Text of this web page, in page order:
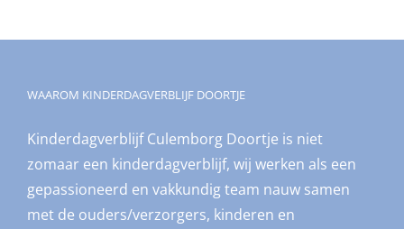
WAAROM KINDERDAGVERBLIJF DOORTJE
Kinderdagverblijf Culemborg Doortje is niet
zomaar een kinderdagverblijf, wij werken als een
gepassioneerd en vakkundig team nauw samen
met de ouders/verzorgers, kinderen en